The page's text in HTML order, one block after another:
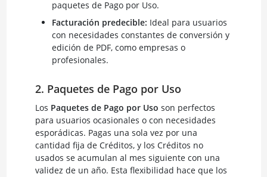
paquetes de Pago por Uso.
Facturación predecible: Ideal para usuarios
con necesidades constantes de conversión y
edición de PDF, como empresas o
profesionales.
2. Paquetes de Pago por Uso
Los Paquetes de Pago por Uso son perfectos
para usuarios ocasionales o con necesidades
esporádicas. Pagas una sola vez por una
cantidad fija de Créditos, y los Créditos no
usados se acumulan al mes siguiente con una
validez de un año. Esta flexibilidad hace que los